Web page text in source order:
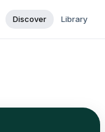
Discover Library